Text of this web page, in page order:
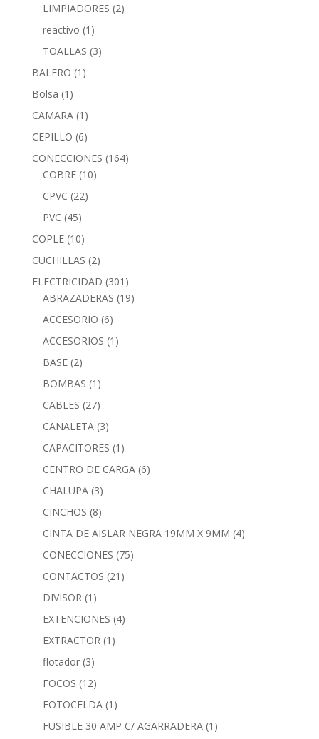
LIMPIADORES (2)
reactivo (1)
TOALLAS (3)
BALERO (1)
Bolsa (1)
CAMARA (1)
CEPILLO (6)
CONECCIONES (164)
COBRE (10)
CPVC (22)
PVC (45)
COPLE (10)
CUCHILLAS (2)
ELECTRICIDAD (301)
ABRAZADERAS (19)
ACCESORIO (6)
ACCESORIOS (1)
BASE (2)
BOMBAS (1)
CABLES (27)
CANALETA (3)
CAPACITORES (1)
CENTRO DE CARGA (6)
CHALUPA (3)
CINCHOS (8)
CINTA DE AISLAR NEGRA 19MM X 9MM (4)
CONECCIONES (75)
CONTACTOS (21)
DIVISOR (1)
EXTENCIONES (4)
EXTRACTOR (1)
flotador (3)
FOCOS (12)
FOTOCELDA (1)
FUSIBLE 30 AMP C/ AGARRADERA (1)